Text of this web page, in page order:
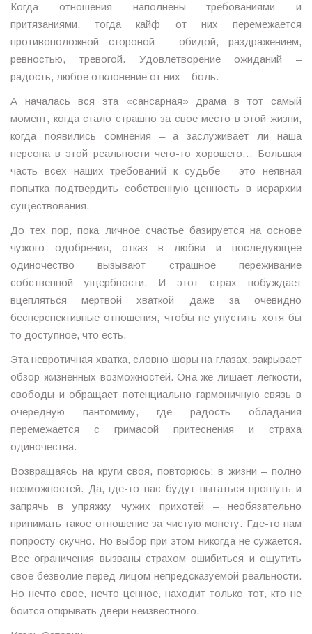
Когда отношения наполнены требованиями и
притязаниями, тогда кайф от них перемежается
противоположной стороной – обидой, раздражением,
ревностью, тревогой. Удовлетворение ожиданий –
радость, любое отклонение от них – боль.
А началась вся эта «сансарная» драма в тот самый
момент, когда стало страшно за свое место в этой жизни,
когда появились сомнения – а заслуживает ли наша
персона в этой реальности чего-то хорошего… Большая
часть всех наших требований к судьбе – это неявная
попытка подтвердить собственную ценность в иерархии
существования.
До тех пор, пока личное счастье базируется на основе
чужого одобрения, отказ в любви и последующее
одиночество вызывают страшное переживание
собственной ущербности. И этот страх побуждает
вцепляться мертвой хваткой даже за очевидно
бесперспективные отношения, чтобы не упустить хотя бы
то доступное, что есть.
Эта невротичная хватка, словно шоры на глазах, закрывает
обзор жизненных возможностей. Она же лишает легкости,
свободы и обращает потенциально гармоничную связь в
очередную пантомиму, где радость обладания
перемежается с гримасой притеснения и страха
одиночества.
Возвращаясь на круги своя, повторюсь: в жизни – полно
возможностей. Да, где-то нас будут пытаться прогнуть и
запрячь в упряжку чужих прихотей – необязательно
принимать такое отношение за чистую монету. Где-то нам
попросту скучно. Но выбор при этом никогда не сужается.
Все ограничения вызваны страхом ошибиться и ощутить
свое безволие перед лицом непредсказуемой реальности.
Но нечто свое, нечто ценное, находит только тот, кто не
боится открывать двери неизвестного.